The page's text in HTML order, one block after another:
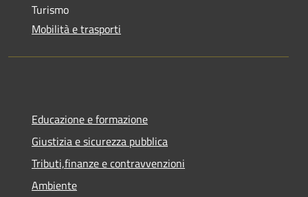
Turismo
Mobilità e trasporti
Educazione e formazione
Giustizia e sicurezza pubblica
Tributi,finanze e contravvenzioni
Ambiente